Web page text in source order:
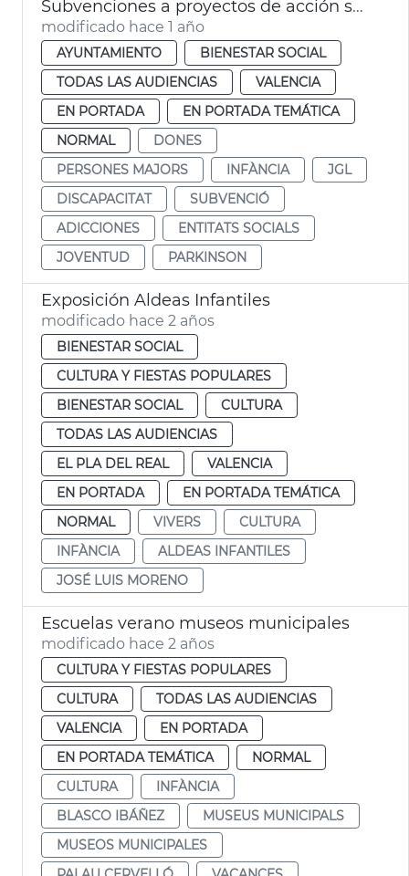
Subvenciones a proyectos de acción social
modificado hace 1 año
AYUNTAMIENTO
BIENESTAR SOCIAL
TODAS LAS AUDIENCIAS
VALENCIA
EN PORTADA
EN PORTADA TEMÁTICA
NORMAL
DONES
PERSONES MAJORS
INFÀNCIA
JGL
DISCAPACITAT
SUBVENCIÓ
ADICCIONES
ENTITATS SOCIALS
JOVENTUD
PARKINSON
Exposición Aldeas Infantiles
modificado hace 2 años
BIENESTAR SOCIAL
CULTURA Y FIESTAS POPULARES
BIENESTAR SOCIAL
CULTURA
TODAS LAS AUDIENCIAS
EL PLA DEL REAL
VALENCIA
EN PORTADA
EN PORTADA TEMÁTICA
NORMAL
VIVERS
CULTURA
INFÀNCIA
ALDEAS INFANTILES
JOSÉ LUIS MORENO
Escuelas verano museos municipales
modificado hace 2 años
CULTURA Y FIESTAS POPULARES
CULTURA
TODAS LAS AUDIENCIAS
VALENCIA
EN PORTADA
EN PORTADA TEMÁTICA
NORMAL
CULTURA
INFÀNCIA
BLASCO IBÁÑEZ
MUSEUS MUNICIPALS
MUSEOS MUNICIPALES